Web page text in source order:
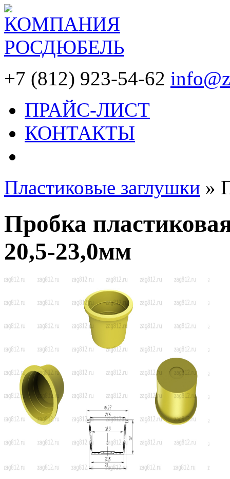
+7 (812) 923-54-62
ПРАЙС-ЛИСТ
КОНТАКТЫ
Пластиковые заглушки »
Пробка
20,5-23,0мм